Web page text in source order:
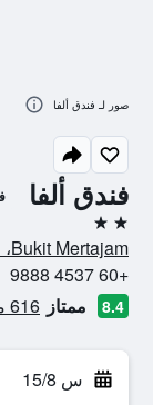
فندق ألفا
2 نجمتين
Bukit Mertajam، ماليزيا
+60 4537 9888
8.4 ممتاز 616 من التقييمات تم التحقق منها
س 15/8
صور لـ فندق ألفا